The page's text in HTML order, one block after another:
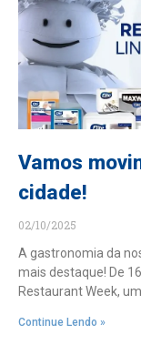
Vamos
cidade!
02/10/2025
A gastronomia da
mais destaque! De
Restaurant Week, um
Continue Lendo »